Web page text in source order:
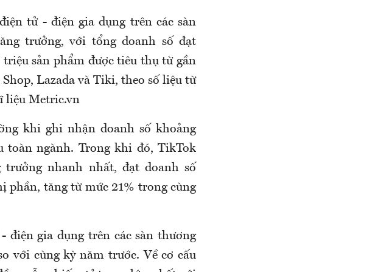
tử - điện gia dụng trên các sàn
trưởng, với tổng doanh số đạt
sản phẩm được tiêu thụ từ gần
Lazada và Tiki, theo số liệu từ
liệu Metric.vn
khi ghi nhận doanh số khoảng
toàn ngành. Trong khi đó, TikTok
nhanh nhất, đạt doanh số
phần, tăng từ mức 21% trong cùng
điện gia dụng trên các sàn thương
với cùng kỳ năm trước. Về cơ cấu